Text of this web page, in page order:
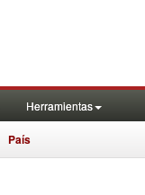
Herramientas
País